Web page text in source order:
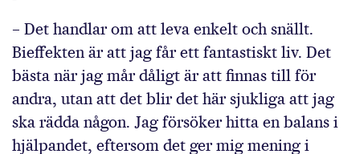
– Det handlar om att leva enkelt och snällt.
Bieffekten är att jag får ett fantastiskt liv. Det
bästa när jag mår dåligt är att finnas till för
andra, utan att det blir det här sjukliga att jag
ska rädda någon. Jag försöker hitta en balans i
hjälpandet, eftersom det ger mig mening i